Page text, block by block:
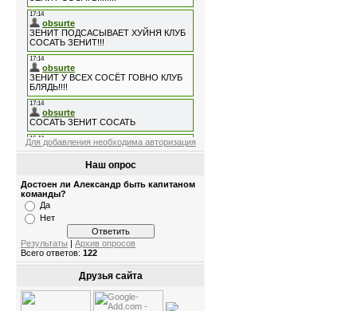
Для добавления необходима авторизация
Наш опрос
Достоен ли Александр быть капитаном
команды?
Да
Нет
Результаты | Архив опросов
Всего ответов: 122
Друзья сайта